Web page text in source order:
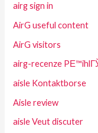
airg sign in
AirG useful content
AirG visitors
airg-recenze
aisle Kontaktborse
Aisle review
aisle Veut discuter